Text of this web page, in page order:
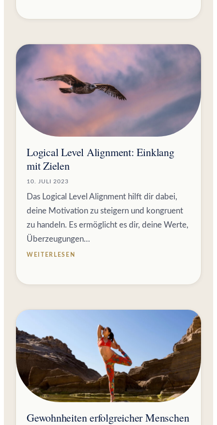
Logical Level Alignment: Einklang
mit Zielen
10. JULI 2023
Das Logical Level Alignment hilft dir dabei,
deine Motivation zu steigern und kongruent
zu handeln. Es ermöglicht es dir, deine Werte,
Überzeugungen…
WEITERLESEN
Gewohnheiten erfolgreicher Menschen